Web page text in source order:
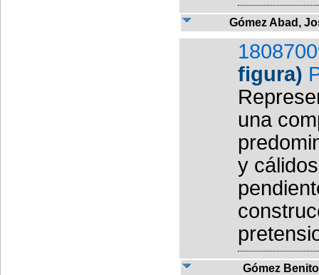
Gómez Abad,
figura)
una
y
Gómez Benito